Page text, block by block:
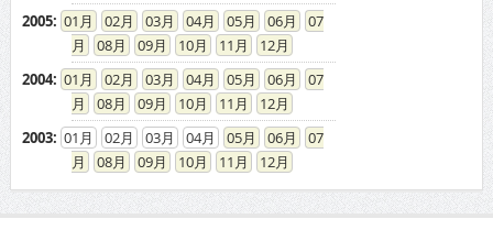
2005: 01 02 03 04 05 06
07
08
09 10 11
12
2004: 01 02 03 04 05 06
07
08
09 10 11
12
2003: 01 02 03 04 05 06
07
08
09 10 11 12